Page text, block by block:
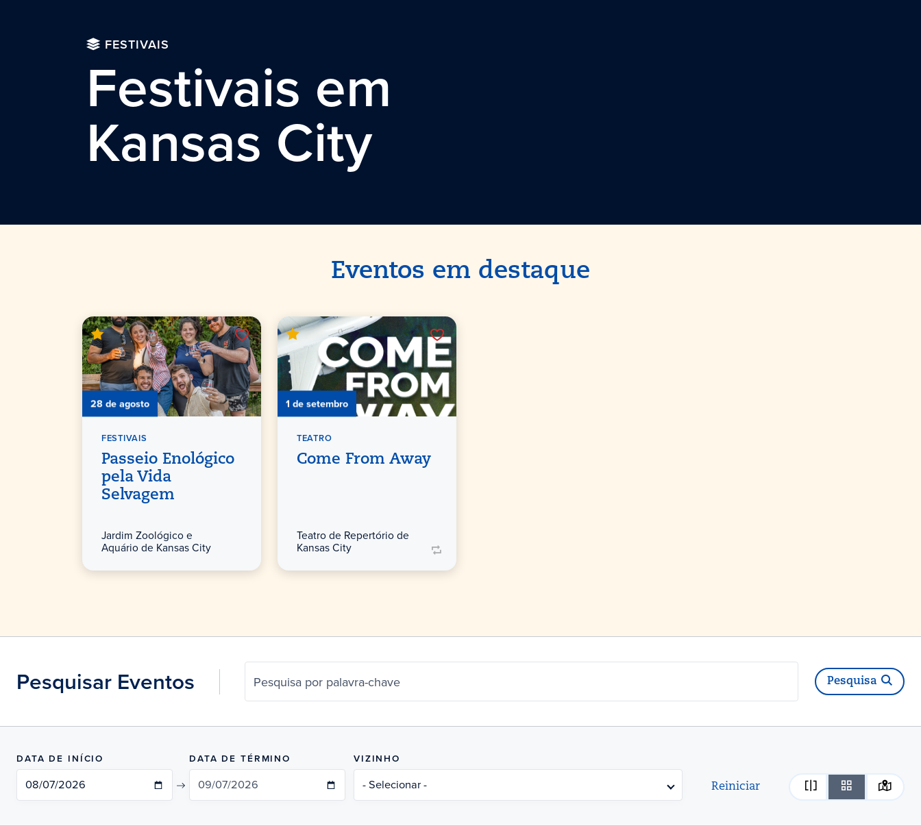
FESTIVAIS
Festivais em
Kansas City
Eventos em destaque
28 de agosto
FESTIVAIS
Passeio Enológico
pela Vida
Selvagem
Jardim Zoológico e
Aquário de Kansas City
1 de setembro
TEATRO
Come From Away
Teatro de Repertório de
Kansas City
Pesquisar Eventos Pesquisa por palavra-chave Pesquisa
DATA DE INÍCIO DATA DE TÉRMINO VIZINHO
- Selecionar - Reiniciar